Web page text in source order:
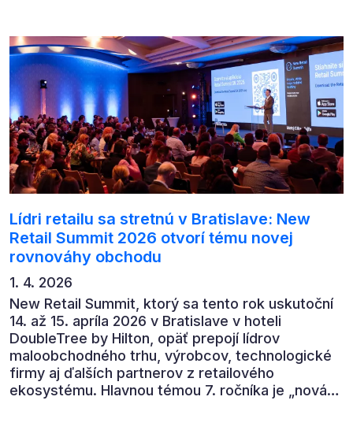
automatizaci, leadership i budoucnost role CFO.
Lídri retailu sa stretnú v Bratislave: New
Retail Summit 2026 otvorí tému novej
rovnováhy obchodu
1. 4. 2026
New Retail Summit, ktorý sa tento rok uskutoční
14. až 15. apríla 2026 v Bratislave v hoteli
DoubleTree by Hilton, opäť prepojí lídrov
maloobchodného trhu, výrobcov, technologické
firmy aj ďalších partnerov z retailového
ekosystému. Hlavnou témou 7. ročníka je „nová